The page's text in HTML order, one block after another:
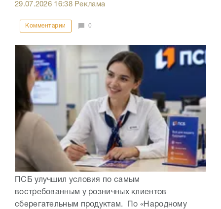
29.07.2026 16:38Реклама
Комментарии 0
ПСБ улучшил условия по самым
востребованным у розничных клиентов
сберегательным продуктам. По «Народному